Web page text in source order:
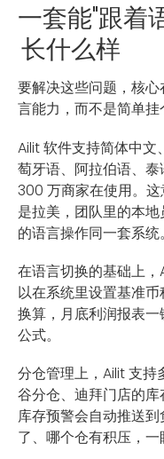
一套能"跟着
长什么样
要解决这些问题，核
言能力，而不是简单挂
Ailit 软件支持简体中
萄牙语、阿拉伯语、
300 万商家在使用。
是拉美，团队里的本
的语言操作同一套系统。
在语言切换的基础上
以在系统里设置基准
换算，月底利润报表
公式。
分仓管理上，Ailit 支持
谷分仓、迪拜门店的库
库存预警会自动推送
了、哪个仓有积压，一